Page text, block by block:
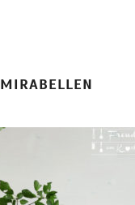
MIRABELLEN